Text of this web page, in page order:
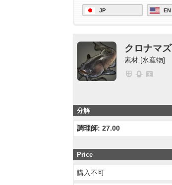
JP EN
クロナマズ
素材 [水産物]
分解
調理師: 27.00
Price
購入不可